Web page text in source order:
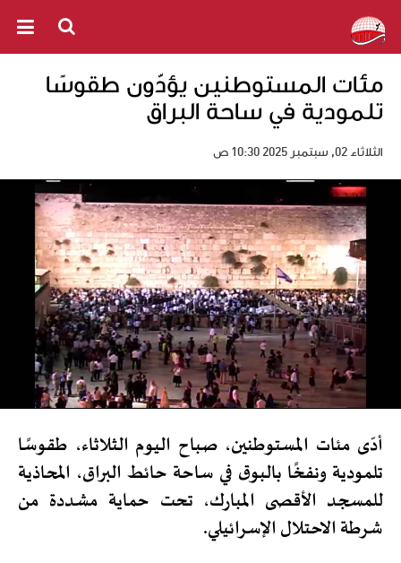
مئات المستوطنين يؤدّون طقوسًا
تلمودية في ساحة البراق
الثلاثاء 02, سبتمبر 2025 10:30 ص
أدّى مئات المستوطنين، صباح اليوم الثلاثاء، طقوسًا
تلمودية ونفخًا بالبوق في ساحة حائط البراق، المحاذية
للمسجد الأقصى المبارك، تحت حماية مشددة من
شرطة الاحتلال الإسرائيلي.